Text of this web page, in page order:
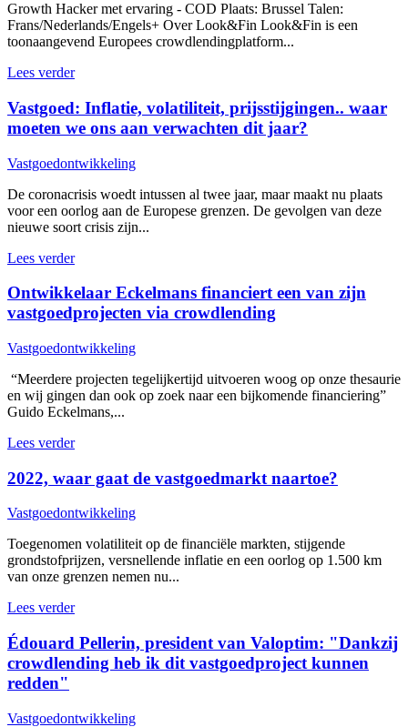
Growth Hacker met ervaring - COD Plaats: Brussel Talen:
Frans/Nederlands/Engels+ Over Look&Fin Look&Fin is een
toonaangevend Europees crowdlendingplatform...
Lees verder
Vastgoed: Inflatie, volatiliteit, prijsstijgingen.. waar
moeten we ons aan verwachten dit jaar?
Vastgoedontwikkeling
De coronacrisis woedt intussen al twee jaar, maar maakt nu plaats
voor een oorlog aan de Europese grenzen. De gevolgen van deze
nieuwe soort crisis zijn...
Lees verder
Ontwikkelaar Eckelmans financiert een van zijn
vastgoedprojecten via crowdlending
Vastgoedontwikkeling
“Meerdere projecten tegelijkertijd uitvoeren woog op onze thesaurie
en wij gingen dan ook op zoek naar een bijkomende financiering”
Guido Eckelmans,...
Lees verder
2022, waar gaat de vastgoedmarkt naartoe?
Vastgoedontwikkeling
Toegenomen volatiliteit op de financiële markten, stijgende
grondstofprijzen, versnellende inflatie en een oorlog op 1.500 km
van onze grenzen nemen nu...
Lees verder
Édouard Pellerin, president van Valoptim: "Dankzij
crowdlending heb ik dit vastgoedproject kunnen
redden"
Vastgoedontwikkeling